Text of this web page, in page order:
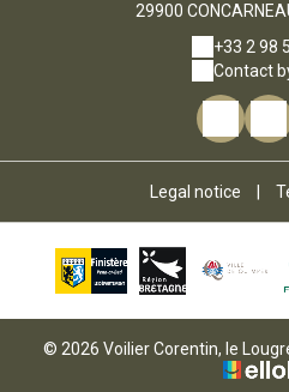
29900
+33 2 98
Contact
Legal notice
© 2026 Voilier Corentin, le